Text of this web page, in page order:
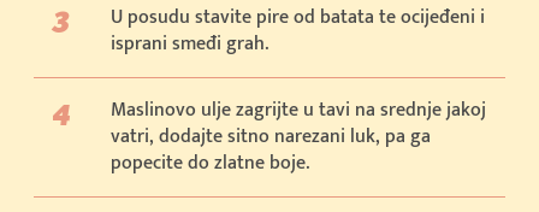
U posudu stavite pire od batata te ocijeđeni i
isprani smeđi grah.
Maslinovo ulje zagrijte u tavi na srednje jakoj
vatri, dodajte sitno narezani luk, pa ga
popecite do zlatne boje.